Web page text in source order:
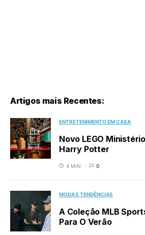
Artigos mais Recentes:
ENTRETENIMENTO EM CASA
Novo LEGO
Harry Potter
4 MIN 0
MODA E TENDÊNCIAS
A Coleção MLB
Para O Verão